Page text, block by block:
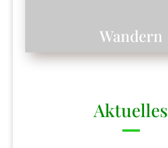
Wandern
Aktuelles